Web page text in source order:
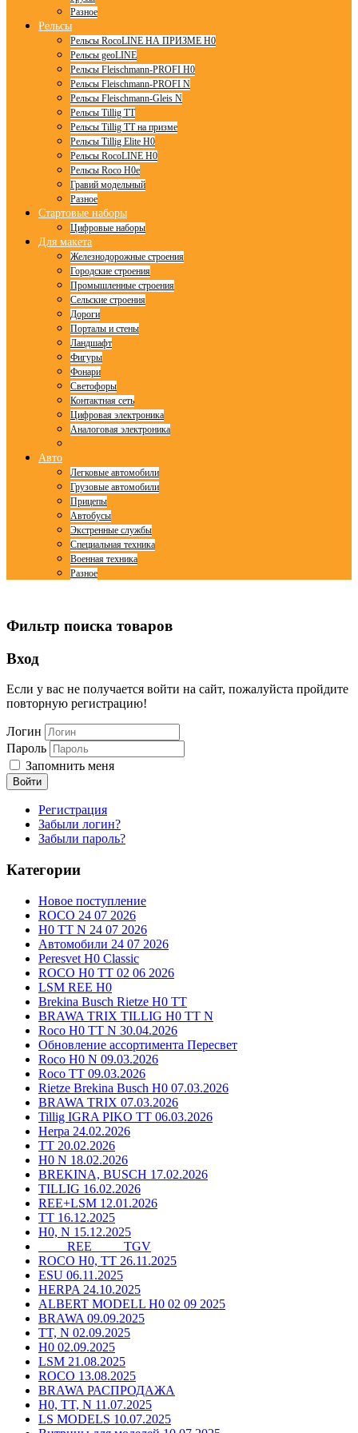
Разное
Рельсы
Рельсы RocoLINE НА ПРИЗМЕ H0
Рельсы geoLINE
Рельсы Fleischmann-PROFI H0
Рельсы Fleischmann-PROFI N
Рельсы Fleischmann-Gleis N
Рельсы Tillig TT
Рельсы Tillig TT на призме
Рельсы Tillig Elite H0
Рельсы RocoLINE H0
Рельсы Roco H0e
Гравий модельный
Разное
Стартовые наборы
Цифровые наборы
Для макета
Железнодорожные строения
Городские строения
Промышленные строения
Сельские строения
Дороги
Порталы и стены
Ландшафт
Фигуры
Фонари
Светофоры
Контактная сеть
Цифровая электроника
Аналоговая электроника
Авто
Легковые автомобили
Грузовые автомобили
Прицепы
Автобусы
Экстренные службы
Специальная техника
Военная техника
Разное
Фильтр поиска товаров
Вход
Если у вас не получается войти на сайт, пожалуйста пройдите
повторную регистрацию!
Логин
Пароль
Запомнить меня
Войти
Регистрация
Забыли логин?
Забыли пароль?
Категории
Новое поступление
ROCO 24 07 2026
H0 TT N 24 07 2026
Автомобили 24 07 2026
Peresvet H0 Classic
ROCO H0 TT 02 06 2026
LSM REE H0
Brekina Busch Rietze H0 TT
BRAWA TRIX TILLIG H0 TT N
Roco H0 TT N 30.04.2026
Обновление ассортимента Пересвет
Roco H0 N 09.03.2026
Roco TT 09.03.2026
Rietze Brekina Busch H0 07.03.2026
BRAWA TRIX 07.03.2026
Tillig IGRA PIKO TT 06.03.2026
Herpa 24.02.2026
TT 20.02.2026
H0 N 18.02.2026
BREKINA, BUSCH 17.02.2026
TILLIG 16.02.2026
REE+LSM 12.01.2026
TT 16.12.2025
H0, N 15.12.2025
____ REE ____ TGV
ROCO H0, TT 26.11.2025
ESU 06.11.2025
HERPA 24.10.2025
ALBERT MODELL H0 02 09 2025
BRAWA 09.09.2025
TT, N 02.09.2025
H0 02.09.2025
LSM 21.08.2025
ROCO 13.08.2025
BRAWA РАСПРОДАЖА
H0, TT, N 11.07.2025
LS MODELS 10.07.2025